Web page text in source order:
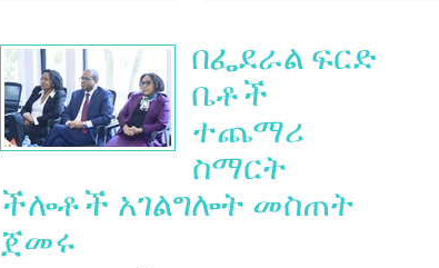
በፌደራል ፍርድ
ቤቶች
ተጨማሪ
ስማርት
ችሎቶች አገልግሎት መስጠት
ጀመሩ